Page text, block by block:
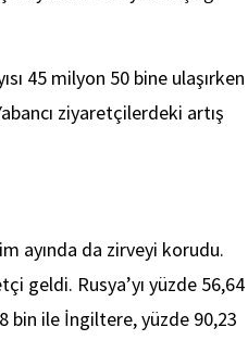
45 milyon 50 bine ulaşırken
ziyaretçilerdeki artış
ayında da zirveyi korudu.
geldi. Rusya’yı yüzde 56,64
bin ile İngiltere, yüzde 90,23